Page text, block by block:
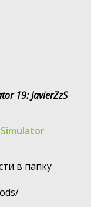
19: JavierZzS
в папку